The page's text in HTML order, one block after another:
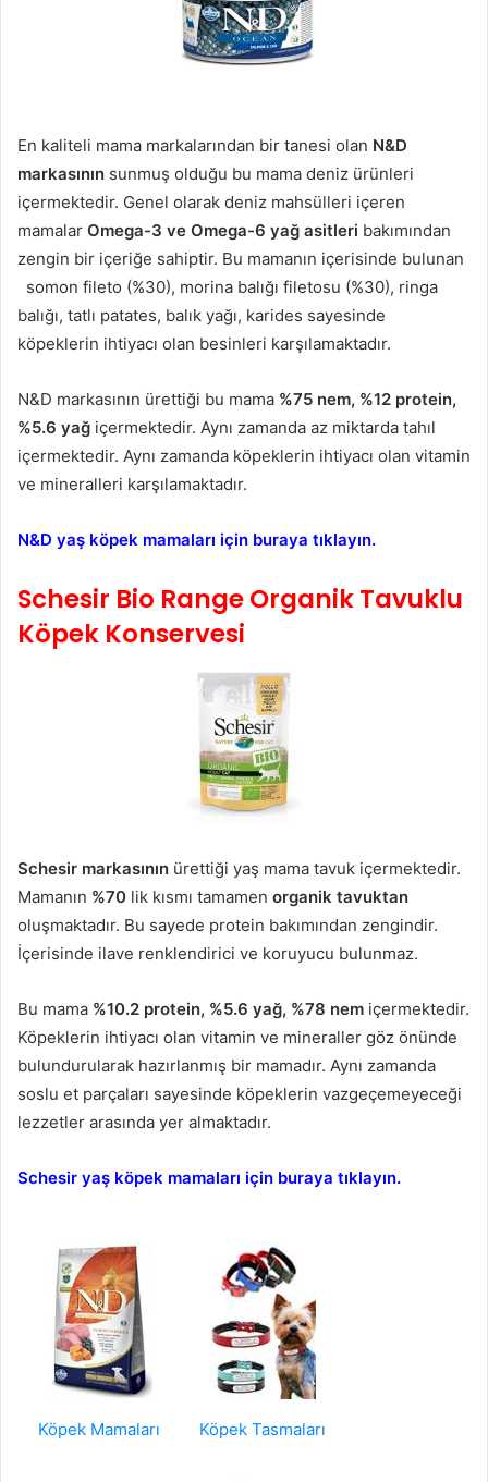
En kaliteli mama markalarından bir tanesi olan N&D
markasının sunmuş olduğu bu mama deniz ürünleri
içermektedir. Genel olarak deniz mahsülleri içeren
mamalar Omega-3 ve Omega-6 yağ asitleri bakımından
zengin bir içeriğe sahiptir. Bu mamanın içerisinde bulunan
somon fileto (%30), morina balığı filetosu (%30), ringa
balığı, tatlı patates, balık yağı, karides sayesinde
köpeklerin ihtiyacı olan besinleri karşılamaktadır.
N&D markasının ürettiği bu mama %75 nem, %12 protein,
%5.6 yağ içermektedir. Aynı zamanda az miktarda tahıl
içermektedir. Aynı zamanda köpeklerin ihtiyacı olan vitamin
ve mineralleri karşılamaktadır.
N&D yaş köpek mamaları için buraya tıklayın.
Schesir Bio Range Organik Tavuklu
Köpek Konservesi
Schesir markasının ürettiği yaş mama tavuk içermektedir.
Mamanın %70 lik kısmı tamamen organik tavuktan
oluşmaktadır. Bu sayede protein bakımından zengindir.
İçerisinde ilave renklendirici ve koruyucu bulunmaz.
Bu mama %10.2 protein, %5.6 yağ, %78 nem içermektedir.
Köpeklerin ihtiyacı olan vitamin ve mineraller göz önünde
bulundurularak hazırlanmış bir mamadır. Aynı zamanda
soslu et parçaları sayesinde köpeklerin vazgeçemeyeceği
lezzetler arasında yer almaktadır.
Schesir yaş köpek mamaları için buraya tıklayın.
Köpek Mamaları Köpek Tasmaları